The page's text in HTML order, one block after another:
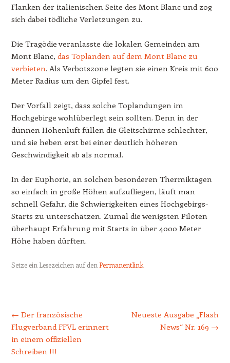
Flanken der italienischen Seite des Mont Blanc und zog
sich dabei tödliche Verletzungen zu.
Die Tragödie veranlasste die lokalen Gemeinden am
Mont Blanc, das Toplanden auf dem Mont Blanc zu
verbieten. Als Verbotszone legten sie einen Kreis mit 600
Meter Radius um den Gipfel fest.
Der Vorfall zeigt, dass solche Toplandungen im
Hochgebirge wohlüberlegt sein sollten. Denn in der
dünnen Höhenluft füllen die Gleitschirme schlechter,
und sie heben erst bei einer deutlich höheren
Geschwindigkeit ab als normal.
In der Euphorie, an solchen besonderen Thermiktagen
so einfach in große Höhen aufzufliegen, läuft man
schnell Gefahr, die Schwierigkeiten eines Hochgebirgs-
Starts zu unterschätzen. Zumal die wenigsten Piloten
überhaupt Erfahrung mit Starts in über 4000 Meter
Höhe haben dürften.
Setze ein Lesezeichen auf den Permanentlink.
← Der französische
Flugverband FFVL erinnert
in einem offiziellen
Schreiben !!!
Neueste Ausgabe „Flash
News“ Nr. 169 →